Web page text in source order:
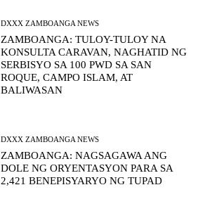
DXXX ZAMBOANGA NEWS
ZAMBOANGA: TULOY-TULOY NA
KONSULTA CARAVAN, NAGHATID NG
SERBISYO SA 100 PWD SA SAN
ROQUE, CAMPO ISLAM, AT
BALIWASAN
DXXX ZAMBOANGA NEWS
ZAMBOANGA: NAGSAGAWA ANG
DOLE NG ORYENTASYON PARA SA
2,421 BENEPISYARYO NG TUPAD